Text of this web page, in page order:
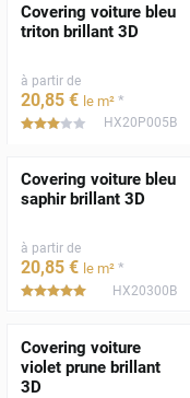
Covering voiture bleu
triton brillant 3D
à partir de
20,85 € le m² *
***** HX20P005B
Covering voiture bleu
saphir brillant 3D
à partir de
20,85 € le m² *
*****HX20300B
Covering voiture
violet prune brillant
3D